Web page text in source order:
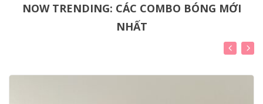
NOW TRENDING: CÁC COMBO BÓNG MỚI
NHẤT